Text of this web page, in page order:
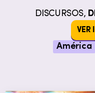
DISCURSOS,
VER
América